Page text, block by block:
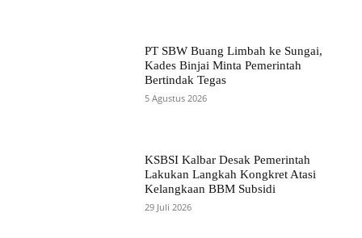
PT SBW Buang Limbah ke Sungai,
Kades Binjai Minta Pemerintah
Bertindak Tegas
5 Agustus 2026
KSBSI Kalbar Desak Pemerintah
Lakukan Langkah Kongkret Atasi
Kelangkaan BBM Subsidi
29 Juli 2026